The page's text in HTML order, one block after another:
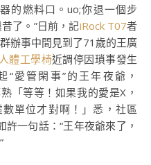
的燃料口。uo;你退一個步
了。”日前，記iRock T07者
辦事中間見到了71歲的王廣
人體工學椅近調停因瑣事發生
愛管閑事”的王年夜爺，
「等等！如果我的愛是X，
單位才對啊！」悉，社區
許一句話：“王年夜爺來了，